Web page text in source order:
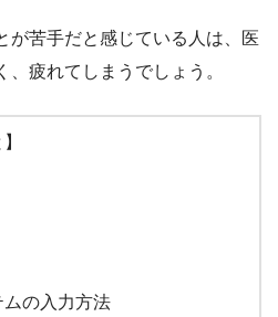
が苦手だと感じている人は、医
疲れてしまうでしょう。
ムの入力方法